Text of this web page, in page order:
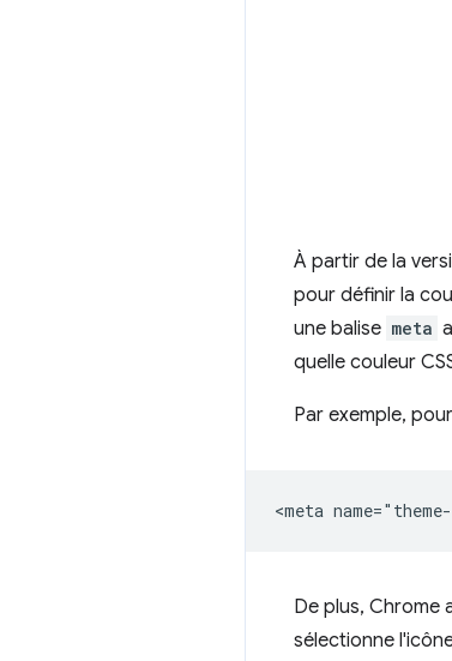
À partir de la
pour définir la
une balise meta
quelle couleur
Par exemple,
De plus, Chrome
sélectionne